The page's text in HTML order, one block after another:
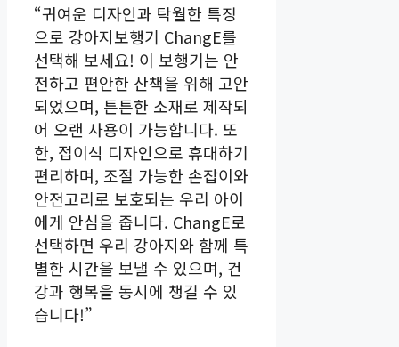
“귀여운 디자인과 탁월한 특징
으로 강아지보행기 ChangE를
선택해 보세요! 이 보행기는 안
전하고 편안한 산책을 위해 고안
되었으며, 튼튼한 소재로 제작되
어 오랜 사용이 가능합니다. 또
한, 접이식 디자인으로 휴대하기
편리하며, 조절 가능한 손잡이와
안전고리로 보호되는 우리 아이
에게 안심을 줍니다. ChangE로
선택하면 우리 강아지와 함께 특
별한 시간을 보낼 수 있으며, 건
강과 행복을 동시에 챙길 수 있
습니다!”